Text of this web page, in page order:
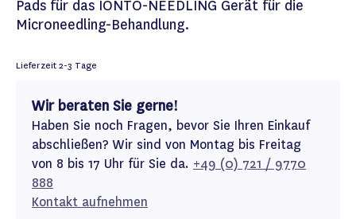
Pads für das IONTO-NEEDLING Gerät für die
Microneedling-Behandlung.
Lieferzeit2-3 Tage
Wir beraten Sie gerne!
Haben Sie noch Fragen, bevor Sie Ihren Einkauf
abschließen? Wir sind von Montag bis Freitag
von 8 bis 17 Uhr für Sie da. +49 (0) 721 / 9770
888
Kontakt aufnehmen